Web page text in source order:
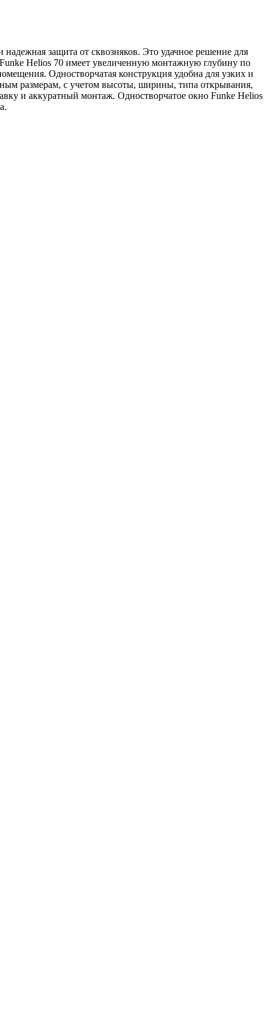
защита от сквозняков. Это удачное решение для
Helios 70 имеет увеличенную монтажную глубину по
Одностворчатая конструкция удобна для узких и
размерам, с учетом высоты, ширины, типа открывания,
и аккуратный монтаж. Одностворчатое окно Funke Helios